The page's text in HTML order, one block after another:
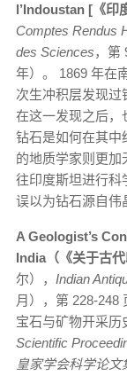
l’Indoustan [《印
Comptes Rendus
des Sciences，第
年）。 1869 年在
次生冲积层发现
在这一发现之后，
钻石是如何在其
的地质学家则更
往印度斯坦进行科
误以为钻石源自伟
A Geologist’s
India（《关于古代
尔）， Indian
月），第 228-248
宝石与矿物开采
Scientific
皇家学会科学论文